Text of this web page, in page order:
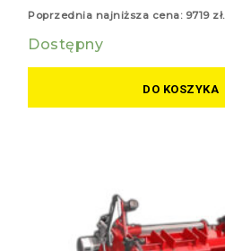
5
Poprzednia najniższa cena: 9719 zł.
Dostępny
DO KOSZYKA